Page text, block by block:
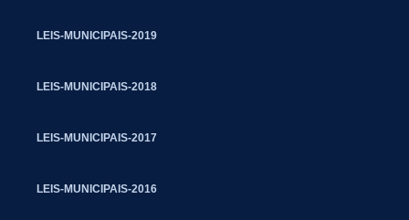
LEIS-MUNICIPAIS-2019
LEIS-MUNICIPAIS-2018
LEIS-MUNICIPAIS-2017
LEIS-MUNICIPAIS-2016